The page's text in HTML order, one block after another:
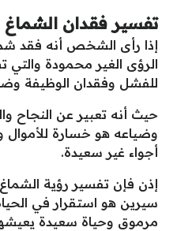
تفسير فقدان الشماغ
إذا رأى الشخص أنه فقد
الرؤى الغير محمودة
للفشل وفقدان الوظيفة
حيث أنه تعبير عن النجاح
وضياعه هو خسارة للأموال
أجواء غير سعيدة.
إذن فإن تفسير رؤية الشماغ
سيرين هو استقرار في
مرموق وحياة سعيدة